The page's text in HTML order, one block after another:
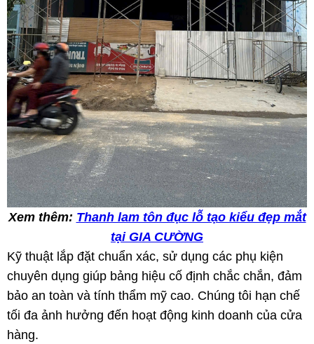
Xem thêm: Thanh lam tôn đục lỗ tạo kiểu đẹp mắt
tại GIA CƯỜNG
Kỹ thuật lắp đặt chuẩn xác, sử dụng các phụ kiện
chuyên dụng giúp bảng hiệu cố định chắc chắn, đảm
bảo an toàn và tính thẩm mỹ cao. Chúng tôi hạn chế
tối đa ảnh hưởng đến hoạt động kinh doanh của cửa
hàng.